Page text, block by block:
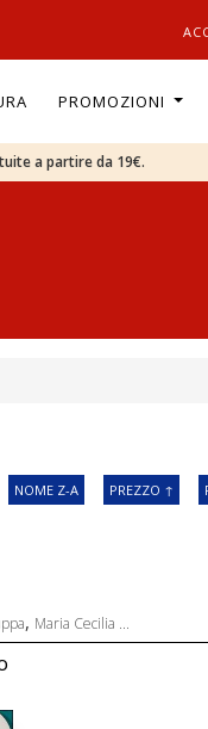
PROMOZIONI
a partire da 19€.
NOME Z-A PREZZO ↑
, Maria Cecilia ...